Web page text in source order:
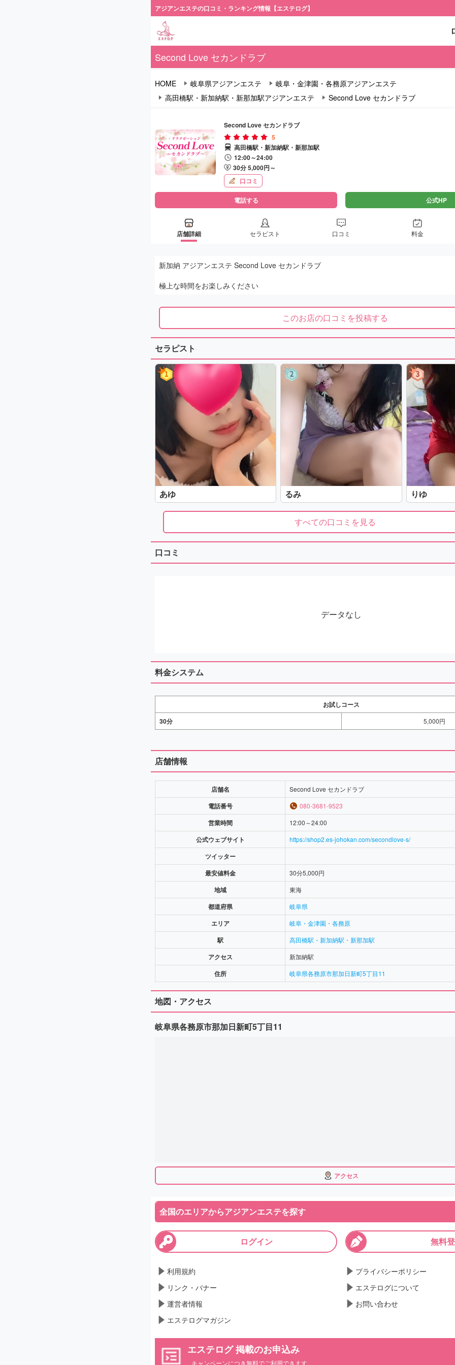
アジアンエステの口コミ・ランキング情報【エステログ】
Second Love セカンドラブ
HOME 岐阜県アジアンエステ
岐阜・金津園・各務原アジアンエステ
高田橋駅・新加納駅・新那加駅アジアンエステ
Second Love セカンドラブ
Second Love セカンドラブ
5
高田橋駅・新加納駅・新那加駅
12:00～24:00
30分 5,000円～
口コミ
電話する 公式HP
店舗詳細 セラピスト 口コミ 料金
新加納 アジアンエステ Second Love セカンドラブ
極上な時間をお楽しみください
このお店の口コミを投稿する
セラピスト
あゆ るみ りゆ
すべての口コミを見る
口コミ
データなし
料金システム
お試しコース
30分
5,000円
店舗情報
店舗名 Second Love セカンドラブ
電話番号 080-3681-9523
営業時間 12:00～24:00
公式ウェブサイト https://shop2.es-johokan.com/secondlove-s/
ツイッター
最安値料金
30分5,000円
地域 東海
都道府県 岐阜県
エリア 岐阜・金津園・各務原
駅 高田橋駅・新加納駅・新那加駅
アクセス 新加納駅
住所 岐阜県各務原市那加日新町5丁目11
地図・アクセス
岐阜県各務原市那加日新町5丁目11
アクセス
全国のエリアからアジアンエステを探す
ログイン 無料
利用規約
プライバシーポリシー
リンク・バナー
エステログについて
運営者情報
お問い合わせ
エステログマガジン
エステログ 掲載のお申込み
キャンペーンにつき無料でご利用できます。